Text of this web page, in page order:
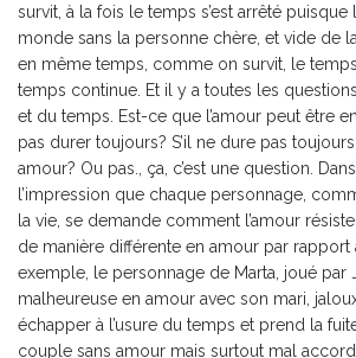
survit, à la fois le temps s’est arrêté
monde sans la personne chère, et vide de
en même temps, comme on survit, le
temps continue. Et il y a toutes les
et du temps. Est-ce que l’amour peut être
pas durer toujours? S’il ne dure pas
amour? Ou pas., ça, c’est une question.
l’impression que chaque personnage,
la vie, se demande comment l’amour
de manière différente en amour par rapport
exemple, le personnage de Marta, joué par
malheureuse en amour avec son mari,
échapper à l’usure du temps et prend la
couple sans amour mais surtout mal